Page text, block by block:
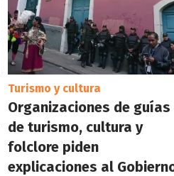
Turismo y cultura
Organizaciones de guías
de turismo, cultura y
folclore piden
explicaciones al